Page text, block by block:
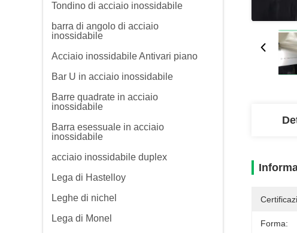
Tondino di acciaio inossidabile
barra di angolo di acciaio
inossidabile
Acciaio inossidabile Antivari piano
Bar U in acciaio inossidabile
Barre quadrate in acciaio
inossidabile
Barra esessuale in acciaio
inossidabile
acciaio inossidabile duplex
Lega di Hastelloy
Leghe di nichel
Lega di Monel
Forma: